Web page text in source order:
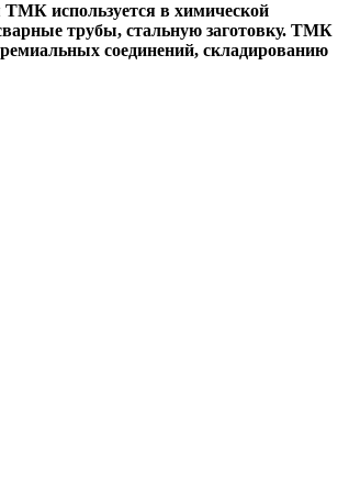
ТМК используется в химической
трубы, стальную заготовку. ТМК
соединений, складированию